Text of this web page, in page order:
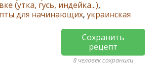
(утка, гусь, индейка...),
для начинающих, украинская
Сохранить
рецепт
8 человек сохранили